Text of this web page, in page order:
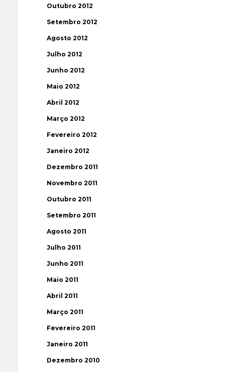
Outubro 2012
Setembro 2012
Agosto 2012
Julho 2012
Junho 2012
Maio 2012
Abril 2012
Março 2012
Fevereiro 2012
Janeiro 2012
Dezembro 2011
Novembro 2011
Outubro 2011
Setembro 2011
Agosto 2011
Julho 2011
Junho 2011
Maio 2011
Abril 2011
Março 2011
Fevereiro 2011
Janeiro 2011
Dezembro 2010